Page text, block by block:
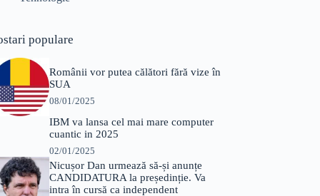
populare
Românii vor putea călători fără vize în
SUA
08/01/2025
IBM va lansa cel mai mare computer
cuantic in 2025
02/01/2025
Nicușor Dan urmează să-și anunțe
CANDIDATURA la președinție. Va
intra în cursă ca independent